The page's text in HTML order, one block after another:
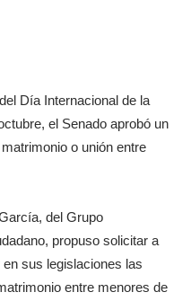
Día Internacional de la
el Senado aprobó un
o unión entre
del Grupo
propuso solicitar a
sus legislaciones las
entre menores de